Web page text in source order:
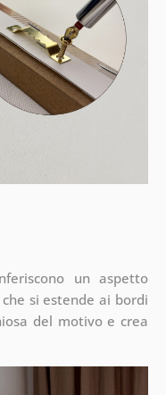
un aspetto
si estende ai bordi
del motivo e crea